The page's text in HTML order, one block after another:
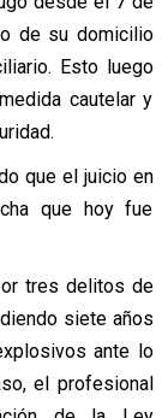
de su domicilio
Esto luego
cautelar y
que el juicio en
que hoy fue
tres delitos de
siete años
ante lo
el profesional